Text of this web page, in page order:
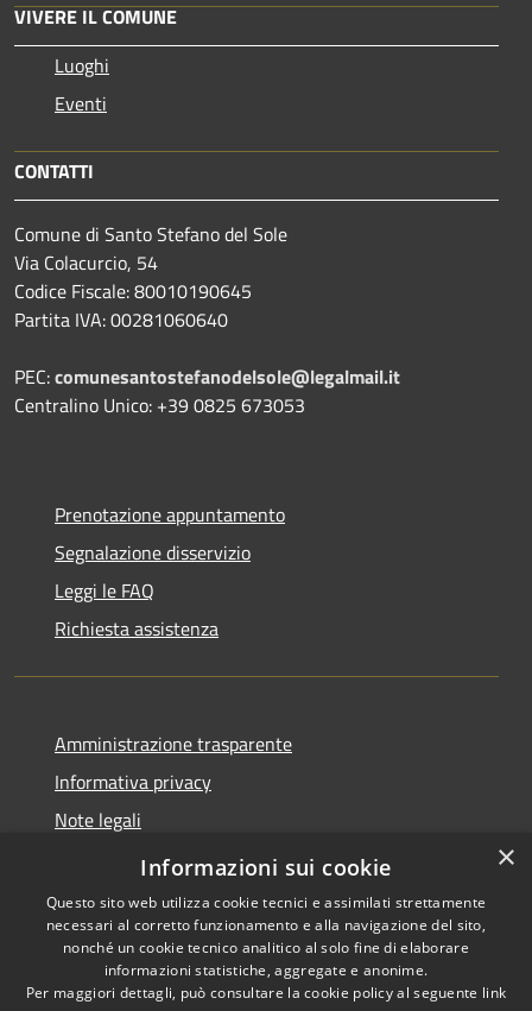
VIVERE IL COMUNE
Luoghi
Eventi
CONTATTI
Comune di Santo Stefano del Sole
Via Colacurcio, 54
Codice Fiscale: 80010190645
Partita IVA: 00281060640
PEC:comunesantostefanodelsole@legalmail.it
Centralino Unico: +39 0825 673053
Prenotazione appuntamento
Segnalazione disservizio
Leggi le FAQ
Richiesta assistenza
Amministrazione trasparente
Informativa privacy
Note legali
Dichiarazione di accessibilità
Copyright © 2026 • Comune di
Santo Stefano del Sole •
×
Informazioni sui cookie
Questo sito web utilizza cookie tecnici e assimilati strettamente
necessari al corretto funzionamento e alla navigazione del sito,
nonché un cookie tecnico analitico al solo fine di elaborare
informazioni statistiche, aggregate e anonime.
Per maggiori dettagli, può consultare la cookie policy al seguente link